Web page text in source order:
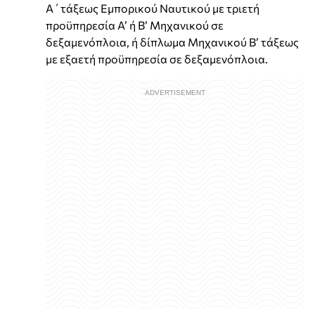
Α΄τάξεως Εμπορικού Ναυτικού με τριετή
προϋπηρεσία Α’ ή Β’ Mηχανικού σε
δεξαμενόπλοια, ή δίπλωμα Μηχανικού Β’ τάξεως
με εξαετή προϋπηρεσία σε δεξαμενόπλοια.